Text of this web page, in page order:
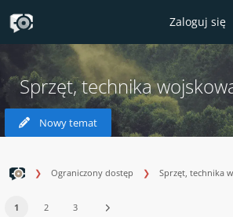
Zaloguj się
Sprzęt, technika
Nowy temat
Ograniczony dostęp Sprzęt, technika
1 2 3